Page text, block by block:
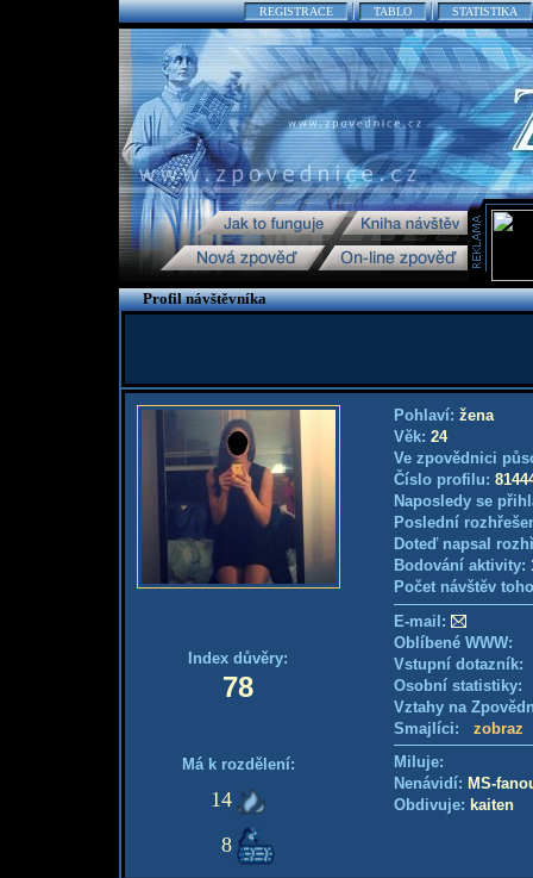
REGISTRACE TABLO STATISTIKA
Profil návštěvníka
Index důvěry:
78
Má k rozdělení:
14
8
Pohlaví: žena
Věk: 24
Ve zpovědnici
Číslo profilu:
Naposledy se
Poslední
Doteď napsal
Bodování aktivity:
Počet návštěv
E-mail:
Oblíbené WWW:
Vstupní
Osobní
Vztahy na
Smajlíci: zobraz
Miluje:
Nenávidí: MS-
Obdivuje: kaiten